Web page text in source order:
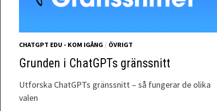
CHATGPT EDU - KOM IGÅNG / ÖVRIGT
Grunden i ChatGPTs gränssnitt
Utforska ChatGPTs gränssnitt – så fungerar de olika
valen